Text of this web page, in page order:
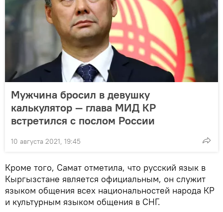
Мужчина бросил в девушку
калькулятор — глава МИД КР
встретился с послом России
10 августа 2021, 19:45
Кроме того, Самат отметила, что русский язык в
Кыргызстане является официальным, он служит
языком общения всех национальностей народа КР
и культурным языком общения в СНГ.